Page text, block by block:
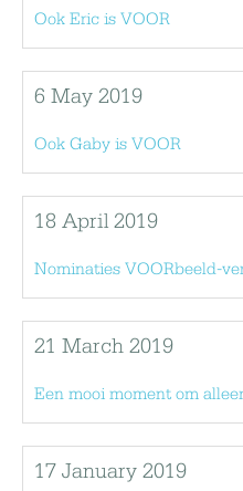
Ook Eric is VOOR
6 May 2019
Ook Gaby is VOOR
18 April 2019
Nominaties VOORbeeld-
21 March 2019
Een mooi moment om
17 January 2019